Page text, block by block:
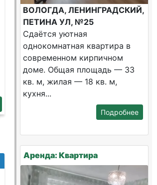
ВОЛОГДА, ЛЕНИНГРАДСКИЙ,
ПЕТИНА УЛ, №25
Сдаётся уютная
однокомнатная квартира в
современном кирпичном
доме. Общая площадь — 33
кв. м, жилая — 18 кв. м,
кухня...
Подробнее
Аренда: Квартира